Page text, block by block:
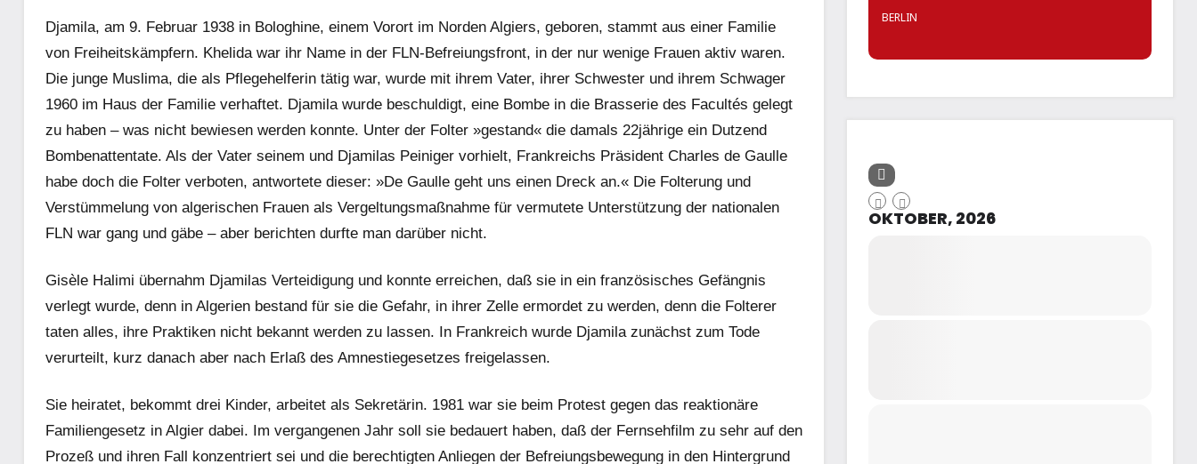
Djamila, am 9. Februar 1938 in Bologhine, einem Vorort im Norden Algiers, geboren, stammt aus einer Familie
von Freiheitskämpfern. Khelida war ihr Name in der FLN-Befreiungsfront, in der nur wenige Frauen aktiv waren.
Die junge Muslima, die als Pflegehelferin tätig war, wurde mit ihrem Vater, ihrer Schwester und ihrem Schwager
1960 im Haus der Familie verhaftet. Djamila wurde beschuldigt, eine Bombe in die Brasserie des Facultés gelegt
zu haben – was nicht bewiesen werden konnte. Unter der Folter »gestand« die damals 22jährige ein Dutzend
Bombenattentate. Als der Vater seinem und Djamilas Peiniger vorhielt, Frankreichs Präsident Charles de Gaulle
habe doch die Folter verboten, antwortete dieser: »De Gaulle geht uns einen Dreck an.« Die Folterung und
Verstümmelung von algerischen Frauen als Vergeltungsmaßnahme für vermutete Unterstützung der nationalen
FLN war gang und gäbe – aber berichten durfte man darüber nicht.
Gisèle Halimi übernahm Djamilas Verteidigung und konnte erreichen, daß sie in ein französisches Gefängnis
verlegt wurde, denn in Algerien bestand für sie die Gefahr, in ihrer Zelle ermordet zu werden, denn die Folterer
taten alles, ihre Praktiken nicht bekannt werden zu lassen. In Frankreich wurde Djamila zunächst zum Tode
verurteilt, kurz danach aber nach Erlaß des Amnestiegesetzes freigelassen.
Sie heiratet, bekommt drei Kinder, arbeitet als Sekretärin. 1981 war sie beim Protest gegen das reaktionäre
Familiengesetz in Algier dabei. Im vergangenen Jahr soll sie bedauert haben, daß der Fernsehfilm zu sehr auf den
Prozeß und ihren Fall konzentriert sei und die berechtigten Anliegen der Befreiungsbewegung in den Hintergrund
BERLIN
OKTOBER, 2026